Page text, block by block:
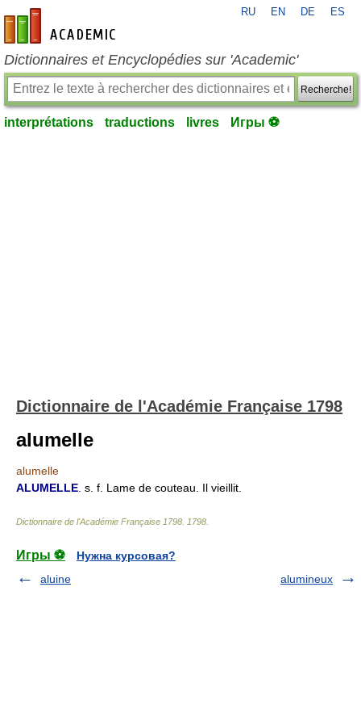
fr-academic.com
RU EN DE ES
Dictionnaires et Encyclopédies sur 'Academic'
Recherche!
interprétations traductions livres Игры ⚽
Dictionnaire de l'Académie Française 1798
alumelle
alumelle
ALUMELLE . s. f. Lame de couteau. Il vieillit.
Dictionnaire de l'Académie Française 1798 1798
Игры ⚽
Нужна курсовая?
aluine
alumineux